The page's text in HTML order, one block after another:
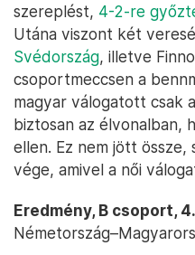
szereplést, 4-2-re
Utána viszont két
Svédország, illetve
csoportmeccsen a
magyar válogatott csak
biztosan az élvonalban,
ellen. Ez nem jött
vége, amivel a női
Eredmény, B csoport,